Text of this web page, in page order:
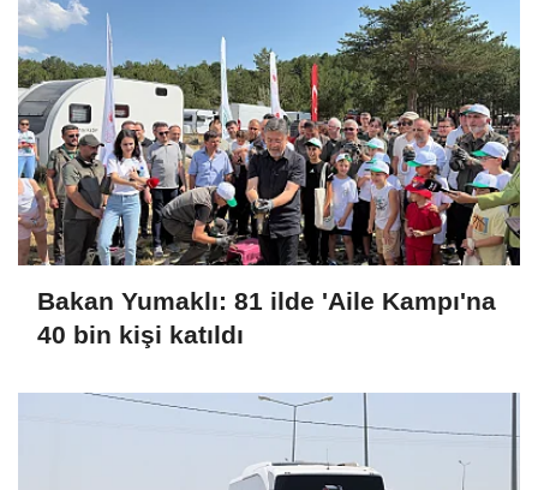
Bakan Yumaklı: 81 ilde 'Aile Kampı'na
40 bin kişi katıldı